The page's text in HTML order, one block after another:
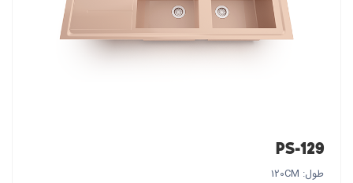
PS-129
طول: 120CM